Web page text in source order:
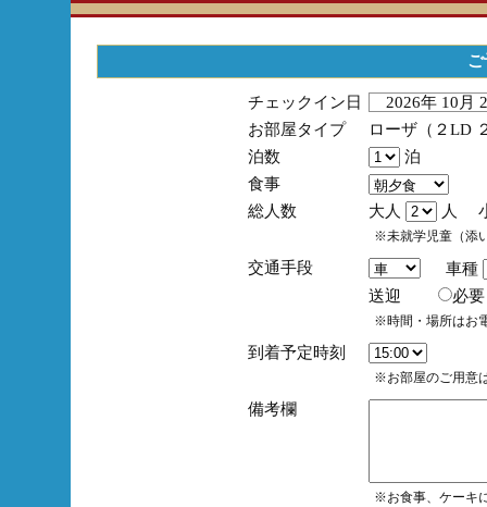
チェックイン日
2026年 10
お部屋タイプ
ローザ（２LD
泊数
泊
食事
総人数
大人 人
※未就学児童（添
交通手段
車種
送迎
※時間・場所はお
到着予定時刻
※お部屋のご用意
備考欄
※お食事、ケーキ